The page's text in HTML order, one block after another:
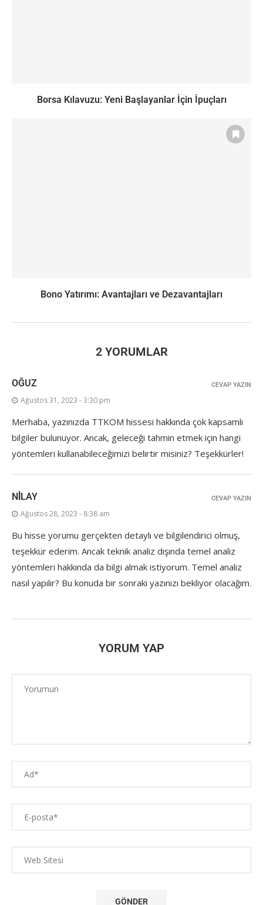
Borsa Kılavuzu: Yeni Başlayanlar İçin İpuçları
Bono Yatırımı: Avantajları ve Dezavantajları
2 YORUMLAR
OĞUZ
Ağustos 31, 2023 - 3:30 pm
Merhaba, yazınızda TTKOM hissesi hakkında çok kapsamlı
bilgiler bulunuyor. Ancak, geleceği tahmin etmek için hangi
yöntemleri kullanabileceğimizi belirtir misiniz? Teşekkürler!
CEVAP YAZIN
NİLAY
Ağustos 28, 2023 - 8:38 am
Bu hisse yorumu gerçekten detaylı ve bilgilendirici olmuş,
teşekkür ederim. Ancak teknik analiz dışında temel analiz
yöntemleri hakkında da bilgi almak istiyorum. Temel analiz
nasıl yapılır? Bu konuda bir sonraki yazınızı bekliyor olacağım.
CEVAP YAZIN
YORUM YAP